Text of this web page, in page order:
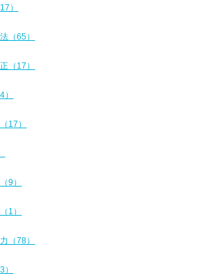
）
（65）
（17）
17）
9）
1）
（78）